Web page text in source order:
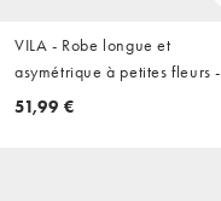
VILA - Robe longue et
asymétrique à petites fleurs -
Rose
51,99 €